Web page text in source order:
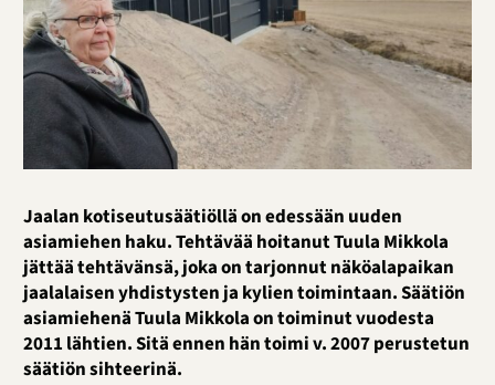
Jaalan kotiseutusäätiöllä on edessään uuden
asiamiehen haku. Tehtävää hoitanut Tuula Mikkola
jättää tehtävänsä, joka on tarjonnut näköalapaikan
jaalalaisen yhdistysten ja kylien toimintaan. Säätiön
asiamiehenä Tuula Mikkola on toiminut vuodesta
2011 lähtien. Sitä ennen hän toimi v. 2007 perustetun
säätiön sihteerinä.